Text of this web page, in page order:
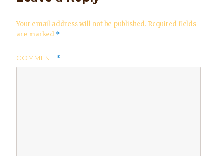
Your email address will not be published. Required fields
are marked *
COMMENT *